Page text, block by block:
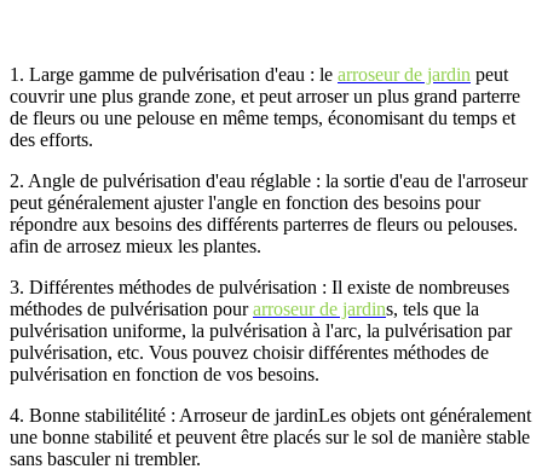
1. Large gamme de pulvérisation d'eau : le arroseur de jardin peut
couvrir une plus grande zone, et peut arroser un plus grand parterre
de fleurs ou une pelouse en même temps, économisant du temps et
des efforts.
2. Angle de pulvérisation d'eau réglable : la sortie d'eau de l'arroseur
peut généralement ajuster l'angle en fonction des besoins pour
répondre aux besoins des différents parterres de fleurs ou pelouses.
afin de arrosez mieux les plantes.
3. Différentes méthodes de pulvérisation : Il existe de nombreuses
méthodes de pulvérisation pourarroseur de jardins, tels que la
pulvérisation uniforme, la pulvérisation à l'arc, la pulvérisation par
pulvérisation, etc. Vous pouvez choisir différentes méthodes de
pulvérisation en fonction de vos besoins.
4. Bonne stabilitélité : Arroseur de jardinLes objets ont généralement
une bonne stabilité et peuvent être placés sur le sol de manière stable
sans basculer ni trembler.